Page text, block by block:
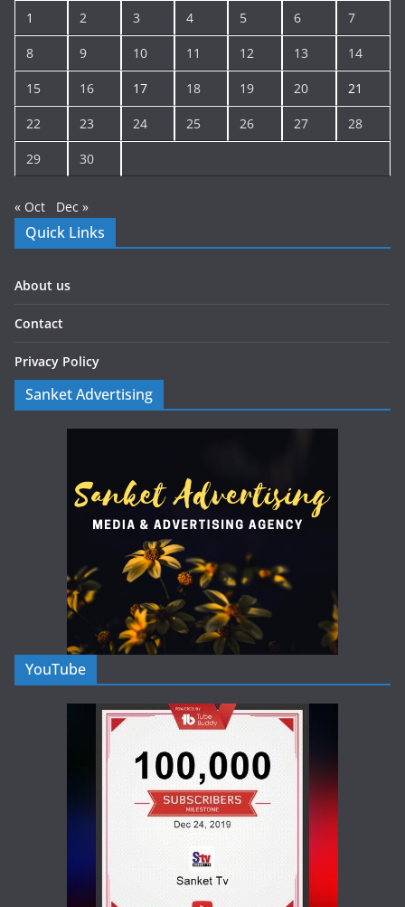
1 2 3 4 5 6 7
8 9 10 11 12 13 14
15 16 17 18 19 20 21
22 23 24 25 26 27 28
29 30
« Oct Dec »
Quick Links
About us
Contact
Privacy Policy
Sanket Advertising
YouTube